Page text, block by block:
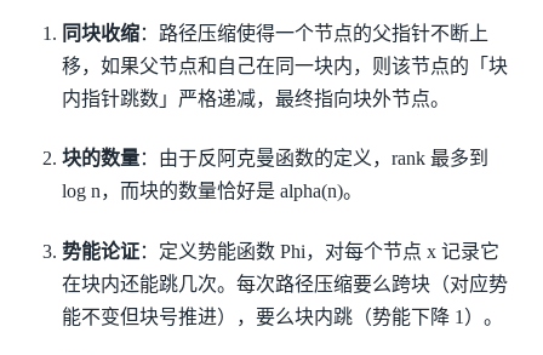
同块收缩：路径压缩使得一个节点的父指针不断上
移，如果父节点和自己在同一块内，则该节点的「块
内指针跳数」严格递减，最终指向块外节点。
块的数量：由于反阿克曼函数的定义，rank 最多到
log n，而块的数量恰好是 alpha(n)。
势能论证：定义势能函数 Phi，对每个节点 x 记录它
在块内还能跳几次。每次路径压缩要么跨块（对应势
能不变但块号推进），要么块内跳（势能下降 1）。